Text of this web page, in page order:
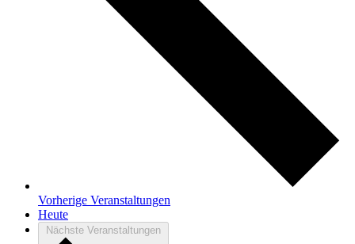
Vorherige Veranstaltungen
Heute
Nächste Veranstaltungen